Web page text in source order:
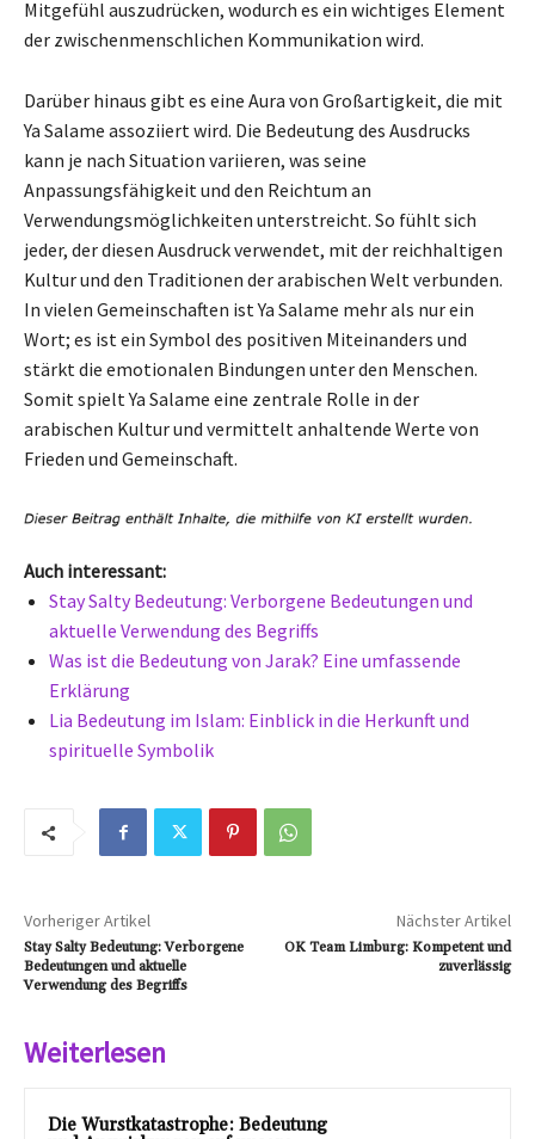
Mitgefühl auszudrücken, wodurch es ein wichtiges Element
der zwischenmenschlichen Kommunikation wird.
Darüber hinaus gibt es eine Aura von Großartigkeit, die mit
Ya Salame assoziiert wird. Die Bedeutung des Ausdrucks
kann je nach Situation variieren, was seine
Anpassungsfähigkeit und den Reichtum an
Verwendungsmöglichkeiten unterstreicht. So fühlt sich
jeder, der diesen Ausdruck verwendet, mit der reichhaltigen
Kultur und den Traditionen der arabischen Welt verbunden.
In vielen Gemeinschaften ist Ya Salame mehr als nur ein
Wort; es ist ein Symbol des positiven Miteinanders und
stärkt die emotionalen Bindungen unter den Menschen.
Somit spielt Ya Salame eine zentrale Rolle in der
arabischen Kultur und vermittelt anhaltende Werte von
Frieden und Gemeinschaft.
Auch interessant:
Stay Salty Bedeutung: Verborgene Bedeutungen und
aktuelle Verwendung des Begriffs
Was ist die Bedeutung von Jarak? Eine umfassende
Erklärung
Lia Bedeutung im Islam: Einblick in die Herkunft und
spirituelle Symbolik
Vorheriger Artikel
Stay Salty Bedeutung: Verborgene
Bedeutungen und aktuelle
Verwendung des Begriffs
Nächster Artikel
OK Team Limburg: Kompetent und
zuverlässig
Weiterlesen
Die Wurstkatastrophe: Bedeutung